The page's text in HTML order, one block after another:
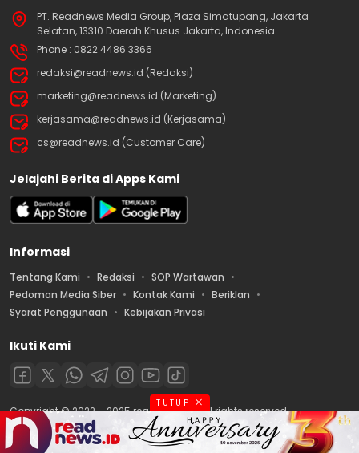
PT. Readnews Media Group, Plaza Simatupang, Jakarta
Selatan, 13310 Daerah Khusus Jakarta, Indonesia
Phone : 0822 4486 3366
redaksi@readnews.id (Redaksi)
marketing@readnews.id (Marketing)
kerjasama@readnews.id (Kerjasama)
cs@readnews.id (Customer Care)
Jelajahi Berita di Apps Kami
Informasi
Tentang Kami Redaksi
SOP Wartawan
Pedoman Media Siber
Kontak Kami
Beriklan
Syarat Penggunaan
Kebijakan Privasi
Ikuti Kami
Copyright © 2022 – 2025 readnews.id | All rights reserved.
TUTUP